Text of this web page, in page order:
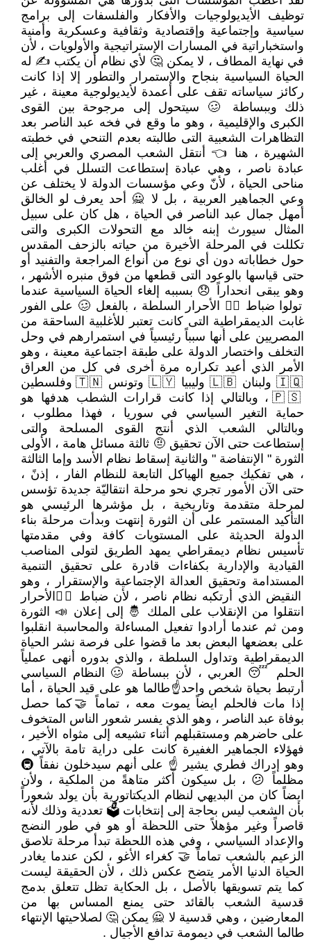
توظيف الأيديولوجيات والأفكار والفلسفات إلى برامج
سياسية وإجتماعية وإقتصادية وثقافية وعسكرية وأمنية
واستخباراتية في المسارات الإستراتيجية والأولويات ، لأن
في نهاية المطاف ، لا يمكن 🤔 لأي نظام أن يكتب ✍ له
الحياة السياسية بنجاح والإستمرار والتطور إلا إذا كانت
ركائز سياساته تقف على أعمدة لأيديولوجية معينة ، غير
ذلك وببساطة 🥴 سيتحول إلى مرجوحة بين القوى
الكبرى والإقليمية ، وهو ما وقع في فخه عبد الناصر بعد
التظاهرات الشعبية التى طالبته بعدم التنحي في خطبته
الشهيرة ، هنا 👈 أنتقل الشعب المصري والعربي إلى
عبادة ناصر ، وهي عبادة إستطاعت التسلل في أغلب
مناحى الحياة ، لأنّ وعي مؤسسات الدولة لا يختلف عن
وعي الجماهير العربية ، بل لا 🙅 أحد يعرف لو الخالق
أمهل جمال عبد الناصر في الحياة ، هل كان على سبيل
المثال سيورث إبنه خالد مع التحولات الكبرى والتى
تكللت في المرحلة الأخيرة من حياته بالزحف المقدس
حول خطاباته دون أي نوع من أنواع المراجعة والتفنيد أو
حتى قياسها بالوعود التى قطعها من فوق منبره الأشهر ،
وهو يبقى انحداراً 😞 بسببه إلغاء الحياة السياسية عندما
تولوا ضباط 👮‍♀ الأحرار السلطة ، بالفعل 🥴 على الفور
غابت الديمقراطية التى كانت تعتبر للأغلبية الساحقة من
المصريين على أنها سبباً رئيسياً في استمرارهم في وحل
التخلف واختصار الدولة على طبقة اجتماعية معينة ، وهو
الأمر الذي أعيد تكراره مرة أخرى في كل من العراق
🇮🇶 ولبنان 🇱🇧 وليبيا 🇱🇾 وتونس 🇹🇳 وفلسطين
🇵🇸 ، وبالتالي إذا كانت قرارات الشطب هدفها هو
حماية التغير السياسي في سوريا ، فهذا مطلوب ،
وبالتالي الشعب الذي أنتج القوى المسلحة والتى
إستطاعت حتى الآن تحقيق 🤨 ثالثة مسائل هامة ، الأولى
الثورة " الإنتفاضة " والثانية إسقاط نظام الأسد وإما الثالثة
، هي تفكيك جميع الهياكل التابعة للنظام الفار ، إذنً ،
حتى الآن الأمور تجري نحو مرحلة انتقاليّة جديدة تؤسس
لمرحلة متقدمة وتاريخية ، بل مؤشرها الرئيسي هو
التأكيد المستمر على أن الثورة إنتهت وبدأت مرحلة بناء
الدولة الحديثة على المستويات كافة وفي مقدمتها
تأسيس نظام ديمقراطي يمهد الطريق لتولى المناصب
القيادية والإدارية بكفاءات قادرة على تحقيق التنمية
المستدامة وتحقيق العدالة الإجتماعية والإستقرار ، وهو
النقيض الذي أرتكبه نظام ناصر ، لأن ضباط 👮‍♀الأحرار
انتقلوا من الإنقلاب على الملك 🤴 إلى إعلان 📣 الثورة
ومن ثم عندما أرادوا تفعيل المساءلة والمحاسبة انقلبوا
على بعضعها البعض بعد ما قضوا على فرصة نشر الحياة
الديمقراطية وتداول السلطة ، والذي بدوره أنهى عملياً
الحلم 😴 العربي ، لأن ببساطة 🥴 النظام السياسي
أرتبط بحياة شخص واحد☝طالما هو على قيد الحياة ، أما
إذا مات فالحلم ايضاً يموت معه ، تماماً 🤝كما حصل
بوفاة عبد الناصر ، وهو الذي يفسر شعور الناس المتخوف
على حاضرهم ومستقبلهم أثناء تشيعه إلى مثواه الأخير ،
فهؤلاء الجماهير الغفيرة كانت على دراية تامة بالآتي ،
وهو إدراك فطري يشير ☝ على أنهم سيدخلون نفقاً 🚇
مظلماً 😕 ، بل سيكون أكثر متاهةً من الملكية ، ولأن
ايضاً كان من البديهي لنظام الديكتاتورية بأن يولد شعوراً
بأن الشعب ليس بحاجة إلى إنتخابات 🗳 تعددية وذلك لأنه
قاصراً وغير مؤهلاً حتى اللحظة أو هو في طور النضج
والإعداد السياسي ، وفي هذه اللحظة تبدأ مرحلة تلاصق
الزعيم بالشعب تماماً 🤝 كغراء الأغو ، لكن عندما يغادر
الحياة الدنيا الأمر يتضح عكس ذلك ، لأن الحقيقة ليست
كما يتم تسويقها بالأصل ، بل الحكاية تظل تتعلق بدمج
قدسية الشعب بالقائد حتى يمنع المساس بها من
المعارضين ، وهي قدسية لا 🙅 يمكن 🤔 لصلاحيتها الإنتهاء
طالما الشعب في ديمومة تدافع الأجيال .